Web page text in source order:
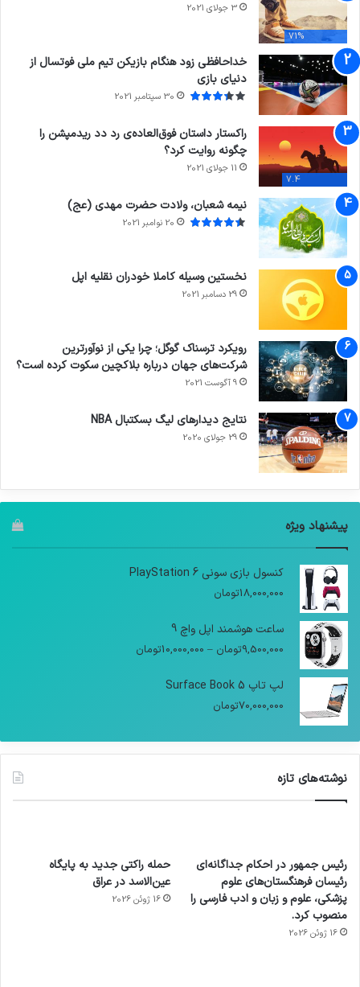
71%
3 جولای 2021
خداحافظی زود هنگام بازیکن تیم ملی فوتسال از
دنیای بازی
30 سپتامبر 2021
7.4
راکستار داستان فوق‌العاده‌ی رد دد ریدمپشن را
چگونه روایت کرد؟
11 جولای 2021
نیمه شعبان، ولادت حضرت مهدی (عج)
20 نوامبر 2021
نخستین وسیله کاملا خودران نقلیه اپل
29 دسامبر 2021
رویکرد ترسناک گوگل؛ چرا یکی از نوآورترین
شرکت‌های جهان درباره بلاکچین سکوت کرده است؟
9 آگوست 2021
نتایج دیدار‌های لیگ بسکتبال NBA
29 جولای 2020
پیشنهاد ویژه
کنسول بازی سونی PlayStation 6
18,000,000تومان
ساعت هوشمند اپل واچ 9
9,500,000تومان –
10,000,000تومان
لپ تاپ Surface Book 5
70,000,000تومان
نوشته‌های تازه
رئیس جمهور در احکام جداگانه‌ای
رئیسان فرهنگستان‌های علوم
پزشکی، علوم و زبان و ادب فارسی را
منصوب کرد.
16 ژوئن 2026
حمله راکتی جدید به پایگاه
عین‌الاسد در عراق
16 ژوئن 2026